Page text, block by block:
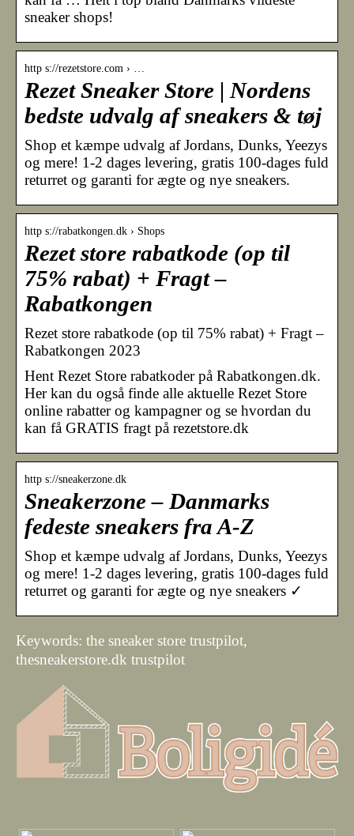
sneaker shops!
http s://rezetstore.com › …
Rezet Sneaker Store | Nordens
bedste udvalg af sneakers & tøj
Shop et kæmpe udvalg af Jordans, Dunks, Yeezys
og mere! 1-2 dages levering, gratis 100-dages fuld
returret og garanti for ægte og nye sneakers.
http s://rabatkongen.dk › Shops
Rezet store rabatkode (op til
75% rabat) + Fragt –
Rabatkongen
Rezet store rabatkode (op til 75% rabat) + Fragt –
Rabatkongen 2023
Hent Rezet Store rabatkoder på Rabatkongen.dk.
Her kan du også finde alle aktuelle Rezet Store
online rabatter og kampagner og se hvordan du
kan få GRATIS fragt på rezetstore.dk
http s://sneakerzone.dk
Sneakerzone – Danmarks
fedeste sneakers fra A-Z
Shop et kæmpe udvalg af Jordans, Dunks, Yeezys
og mere! 1-2 dages levering, gratis 100-dages fuld
returret og garanti for ægte og nye sneakers ✓
Keywords: the sneaker store trustpilot,
thesneakerstore.dk trustpilot